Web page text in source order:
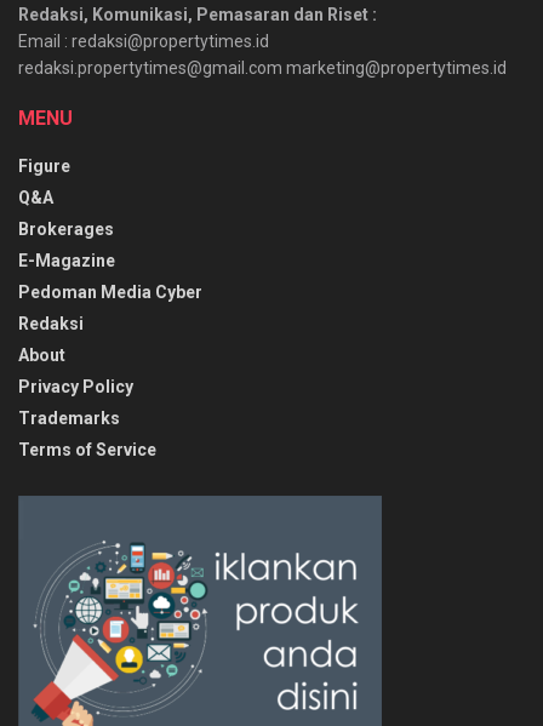
Redaksi, Komunikasi, Pemasaran dan Riset :
Email : redaksi@propertytimes.id
redaksi.propertytimes@gmail.com marketing@propertytimes.id
MENU
Figure
Q&A
Brokerages
E-Magazine
Pedoman Media Cyber
Redaksi
About
Privacy Policy
Trademarks
Terms of Service